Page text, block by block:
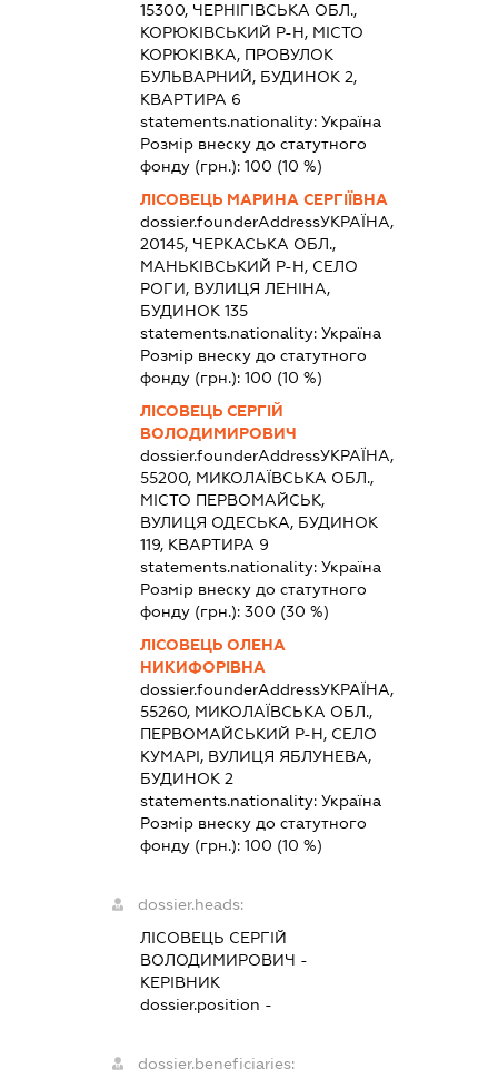
15300, ЧЕРНІГІВСЬКА ОБЛ.,
КОРЮКІВСЬКИЙ Р-Н, МІСТО
КОРЮКІВКА, ПРОВУЛОК
БУЛЬВАРНИЙ, БУДИНОК 2,
КВАРТИРА 6
statements.nationality: Україна
Розмір внеску до статутного
фонду (грн.): 100 (10 %)
ЛІСОВЕЦЬ МАРИНА СЕРГІЇВНА
dossier.founderAddressУКРАЇНА,
20145, ЧЕРКАСЬКА ОБЛ.,
МАНЬКІВСЬКИЙ Р-Н, СЕЛО
РОГИ, ВУЛИЦЯ ЛЕНІНА,
БУДИНОК 135
statements.nationality: Україна
Розмір внеску до статутного
фонду (грн.): 100 (10 %)
ЛІСОВЕЦЬ СЕРГІЙ
ВОЛОДИМИРОВИЧ
dossier.founderAddressУКРАЇНА,
55200, МИКОЛАЇВСЬКА ОБЛ.,
МІСТО ПЕРВОМАЙСЬК,
ВУЛИЦЯ ОДЕСЬКА, БУДИНОК
119, КВАРТИРА 9
statements.nationality: Україна
Розмір внеску до статутного
фонду (грн.): 300 (30 %)
ЛІСОВЕЦЬ ОЛЕНА
НИКИФОРІВНА
dossier.founderAddressУКРАЇНА,
55260, МИКОЛАЇВСЬКА ОБЛ.,
ПЕРВОМАЙСЬКИЙ Р-Н, СЕЛО
КУМАРІ, ВУЛИЦЯ ЯБЛУНЕВА,
БУДИНОК 2
statements.nationality: Україна
Розмір внеску до статутного
фонду (грн.): 100 (10 %)
dossier.heads:
ЛІСОВЕЦЬ СЕРГІЙ
ВОЛОДИМИРОВИЧ -
КЕРІВНИК
dossier.position -
dossier.beneficiaries: